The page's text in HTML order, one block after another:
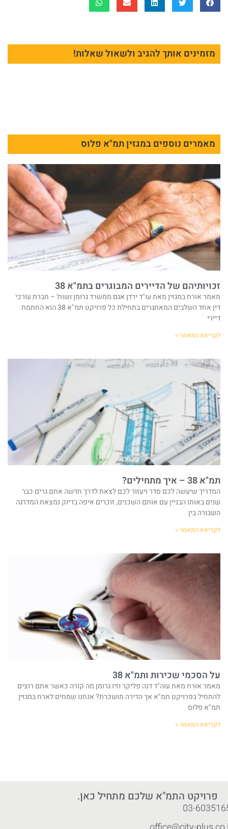
מזמינים אותך להגיב ולשאול שאלות!
מאמרים נוספים במגזין תמ"א פלוס
זכויותיהם של הדיירים המבוגרים בתמ"א 38
מאמר אורח במגזין מאת עו"ד ירדן אגם ממשרד גרומן ושות' – חברת עורכי
דין אחד השלבים המאתגרים בתחילת כל פרויקט תמ"א 38 הוא החתמת
דיירי
לקריאת המאמר »
תמ"א 38 – איך מתחילים?
המדריך שיעשה לכם סדר ויעזור לכם לצאת לדרך חדשה אתם גרים כבר
שנים באותו הבניין עם אותם השכנים, זוכרים איפה בדיוק נמצאת המדרגה
השבורה בין
לקריאת המאמר »
על הסכמי שכירות ותמ"א 38
מאמר אורח מאת עוה"ד דנה פליקר וזיו גרומן מה קורה כאשר אתם רוצים
להתחיל בפרויקט תמ"א אך הדירה מושכרת? אנחנו שמחים לארח במגזין
תמ"א פלוס
לקריאת המאמר »
פרויקט התמ"א שלכם מתחיל כאן.
03-